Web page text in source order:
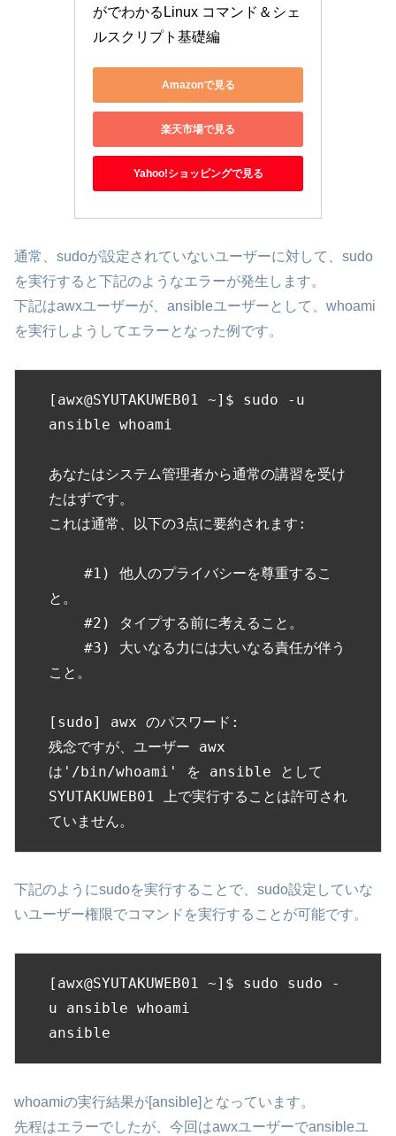
がでわかるLinux コマンド＆シェ
ルスクリプト基礎編
Amazonで見る
楽天市場で見る
Yahoo!ショッピングで見る
通常、sudoが設定されていないユーザーに対して、sudo
を実行すると下記のようなエラーが発生します。
下記はawxユーザーが、ansibleユーザーとして、whoami
を実行しようしてエラーとなった例です。
[awx@SYUTAKUWEB01 ~]$ sudo -u
ansible whoami
あなたはシステム管理者から通常の講習を受け
たはずです。
これは通常、以下の3点に要約されます:
と。
こと。
[sudo] awx のパスワード:
残念ですが、ユーザー awx
は'/bin/whoami' を ansible として
SYUTAKUWEB01 上で実行することは許可され
ていません。
下記のようにsudoを実行することで、sudo設定していな
いユーザー権限でコマンドを実行することが可能です。
[awx@SYUTAKUWEB01 ~]$ sudo sudo -
u ansible whoami
ansible
whoamiの実行結果が[ansible]となっています。
先程はエラーでしたが、今回はawxユーザーでansibleユ